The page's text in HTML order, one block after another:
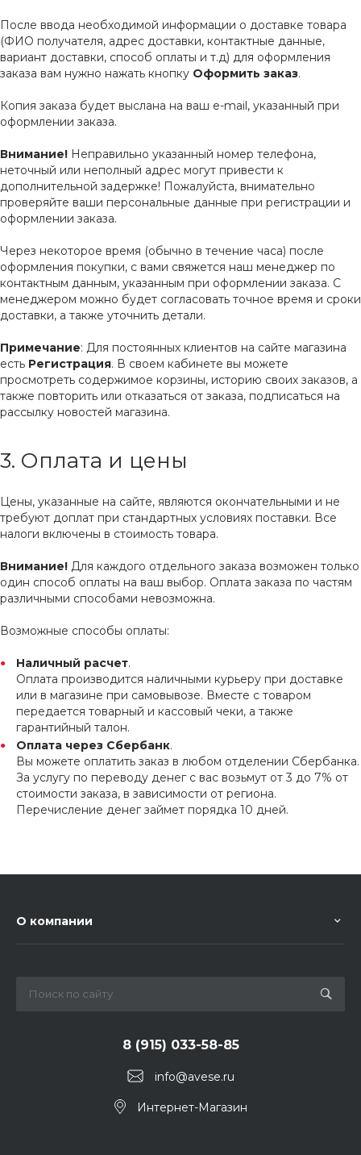
После ввода необходимой информации о доставке товара
(ФИО получателя, адрес доставки, контактные данные,
вариант доставки, способ оплаты и т.д) для оформления
заказа вам нужно нажать кнопку Оформить заказ.
Копия заказа будет выслана на ваш e-mail, указанный при
оформлении заказа.
Внимание! Неправильно указанный номер телефона,
неточный или неполный адрес могут привести к
дополнительной задержке! Пожалуйста, внимательно
проверяйте ваши персональные данные при регистрации и
оформлении заказа.
Через некоторое время (обычно в течение часа) после
оформления покупки, с вами свяжется наш менеджер по
контактным данным, указанным при оформлении заказа. С
менеджером можно будет согласовать точное время и сроки
доставки, а также уточнить детали.
Примечание: Для постоянных клиентов на сайте магазина
есть Регистрация. В своем кабинете вы можете
просмотреть содержимое корзины, историю своих заказов, а
также повторить или отказаться от заказа, подписаться на
рассылку новостей магазина.
3. Оплата и цены
Цены, указанные на сайте, являются окончательными и не
требуют доплат при стандартных условиях поставки. Все
налоги включены в стоимость товара.
Внимание! Для каждого отдельного заказа возможен только
один способ оплаты на ваш выбор. Оплата заказа по частям
различными способами невозможна.
Возможные способы оплаты:
Наличный расчет.
Оплата производится наличными курьеру при доставке
или в магазине при самовывозе. Вместе с товаром
передается товарный и кассовый чеки, а также
гарантийный талон.
Оплата через Сбербанк.
Вы можете оплатить заказ в любом отделении Сбербанка.
За услугу по переводу денег с вас возьмут от 3 до 7% от
стоимости заказа, в зависимости от региона.
Перечисление денег займет порядка 10 дней.
О компании
info@avese.ru
8 (915) 033-58-85
Интернет-Магазин